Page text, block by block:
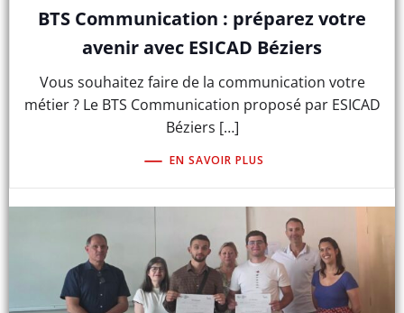
BTS Communication : préparez votre
avenir avec ESICAD Béziers
Vous souhaitez faire de la communication votre
métier ? Le BTS Communication proposé par ESICAD
Béziers […]
EN SAVOIR PLUS